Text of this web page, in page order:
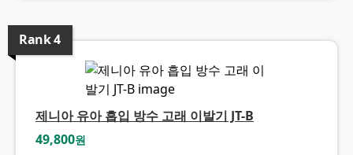
Rank4
제니아 유아 흡입 방수 고래 이발기 JT-B
49,800원